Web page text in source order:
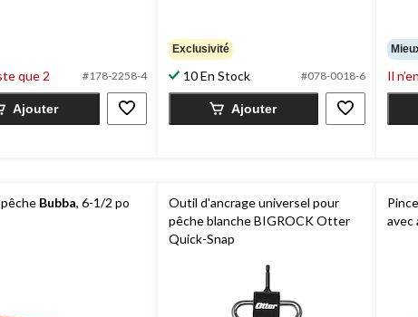
que 2 #178-2258-4
Ajouter
Exclusivité
10 En Stock #078-0018-6
Ajouter
Il
Bubba, 6-1/2 po
Outil d'ancrage universel pour
pêche blanche BIGROCK Otter
Quick-Snap
avec